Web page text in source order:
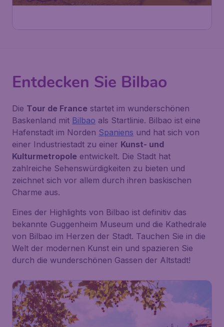
Entdecken Sie Bilbao
Die Tour de France startet im wunderschönen
Baskenland mit Bilbao als Startlinie. Bilbao ist eine
Hafenstadt im Norden Spaniens und hat sich von
einer Industriestadt zu einer Kunst- und
Kulturmetropole entwickelt. Die Stadt hat
zahlreiche Sehenswürdigkeiten zu bieten und
zeichnet sich vor allem durch ihren baskischen
Charme aus.
Eines der Highlights von Bilbao ist definitiv das
bekannte Guggenheim Museum und die Kathedrale
von Bilbao im Herzen der Stadt. Tauchen Sie in die
Welt der modernen Kunst ein und spazieren Sie
durch die wunderschönen Gassen der Altstadt!